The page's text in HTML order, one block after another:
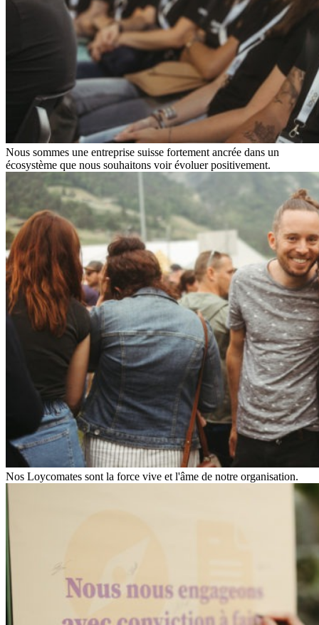
Nous sommes une entreprise suisse fortement ancrée dans un
écosystème que nous souhaitons voir évoluer positivement.
Nos Loycomates sont la force vive et l'âme de notre organisation.